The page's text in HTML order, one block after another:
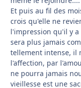
Et puis au fil des
crois qu'elle ne
l'impression qu'il y
sera plus jamais
tellement intense, il
l'affection, par
ne pourra jamais
vieillesse est une